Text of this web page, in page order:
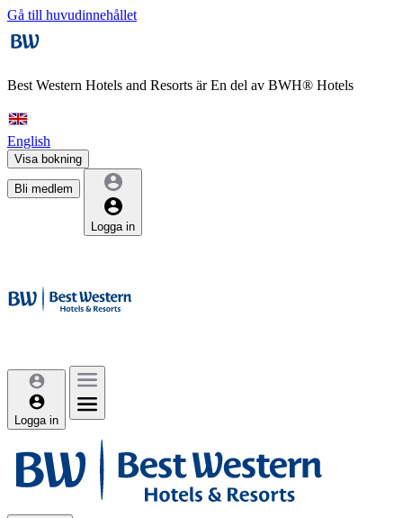
Gå till huvudinnehållet
Best Western Hotels and Resorts ärEn del av BWH® Hotels
English
Visa bokning
Bli medlem
Logga in
Logga in